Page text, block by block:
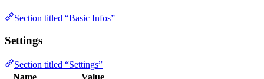
Section titled “Basic Infos”
Settings
Section titled “Settings”
Name
Value